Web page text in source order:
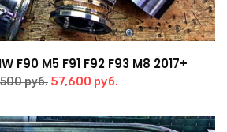
F90 M5 F91 F92 F93 M8 2017+
руб. Первоначальная
составляла
57,600 руб.
57,600 руб..